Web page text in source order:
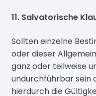
11. Salvatorische
Sollten einzelne
oder dieser
ganz oder teilweise
undurchführbar sein
hierdurch die